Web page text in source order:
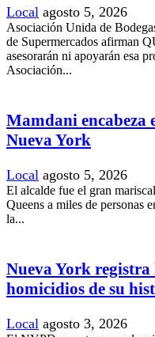
Local agosto 5, 2026
Asociación Unida de
de Supermercados afirman
asesorarán ni apoyarán esa
Asociación...
Mamdani encabeza
Nueva York
Local agosto 5, 2026
El alcalde fue el gran
Queens a miles de personas
la...
Nueva York registra
homicidios de su
Local agosto 3, 2026